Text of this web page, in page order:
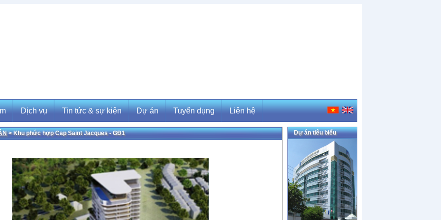
Dịch vụ
Dịch vụ
Tin tức & sự kiện
Tin tức & sự kiện
Dự án
Dự án
Tuyển dụng
Tuyển dụng
Liên hệ
Liên hệ
> Khu phức hợp Cap Saint Jacques - GĐ1 Dự án tiêu biểu